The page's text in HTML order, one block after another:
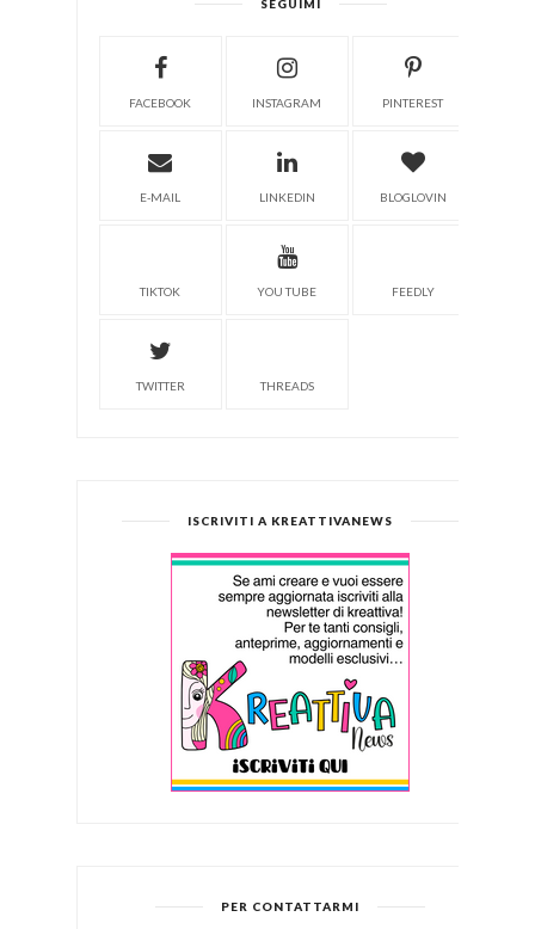
SEGUIMI
FACEBOOK INSTAGRAM PINTEREST
E-MAIL LINKEDIN BLOGLOVIN
TIKTOK YOU TUBE FEEDLY
TWITTER THREADS
ISCRIVITI A KREATTIVANEWS
PER CONTATTARMI